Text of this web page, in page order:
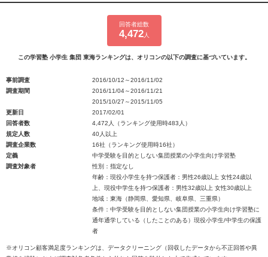
回答者総数
4,472人
この学習塾 小学生 集団 東海ランキングは、オリコンの以下の調査に基づいています。
事前調査
2016/10/12～2016/11/02
調査期間
2016/11/04～2016/11/21
2015/10/27～2015/11/05
更新日
2017/02/01
回答者数
4,472人（ランキング使用時483人）
規定人数
40人以上
調査企業数
16社（ランキング使用時16社）
定義
中学受験を目的としない集団授業の小学生向け学習塾
調査対象者
性別：指定なし
年齢：現役小学生を持つ保護者：男性26歳以上 女性24歳以
上、現役中学生を持つ保護者：男性32歳以上 女性30歳以上
地域：東海（静岡県、愛知県、岐阜県、三重県）
条件：中学受験を目的としない集団授業の小学生向け学習塾に
通年通学している（したことのある）現役小学生/中学生の保護
者
※オリコン顧客満足度ランキングは、データクリーニング（回収したデータから不正回答や異